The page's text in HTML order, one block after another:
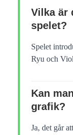
Vilka är
spelet?
Spelet
Ryu och
Kan
grafik?
Ja, det går